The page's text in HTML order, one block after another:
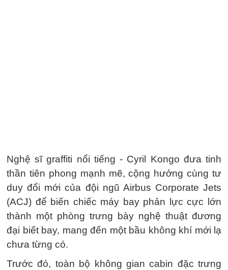
Nghệ sĩ graffiti nổi tiếng - Cyril Kongo đưa tinh
thần tiên phong mạnh mẽ, cộng hưởng cùng tư
duy đổi mới của đội ngũ Airbus Corporate Jets
(ACJ) để biến chiếc máy bay phản lực cực lớn
thành một phòng trưng bày nghệ thuật đương
đại biết bay, mang đến một bầu không khí mới lạ
chưa từng có.
Trước đó, toàn bộ không gian cabin đặc trưng